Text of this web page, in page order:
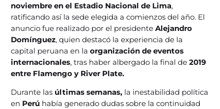
noviembre en el Estadio Nacional de Lima,
ratificando así la sede elegida a comienzos del año. El
anuncio fue realizado por el presidenteAlejandro
Domínguez, quien destacó la experiencia de la
capital peruana en la organización de eventos
internacionales, tras haber albergado la final de2019
entre Flamengo y River Plate.
Durante las últimas semanas, la inestabilidad política
en Perú había generado dudas sobre la continuidad